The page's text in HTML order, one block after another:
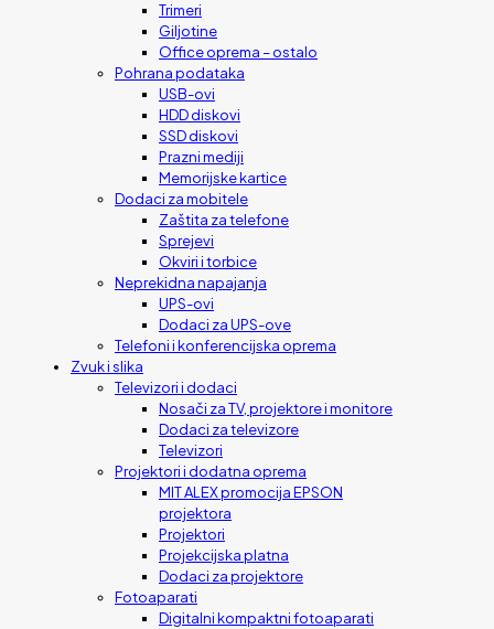
Trimeri
Giljotine
Office oprema – ostalo
Pohrana podataka
USB-ovi
HDD diskovi
SSD diskovi
Prazni mediji
Memorijske kartice
Dodaci za mobitele
Zaštita za telefone
Sprejevi
Okviri i torbice
Neprekidna napajanja
UPS-ovi
Dodaci za UPS-ove
Telefoni i konferencijska oprema
Zvuk i slika
Televizori i dodaci
Nosači za TV, projektore i monitore
Dodaci za televizore
Televizori
Projektori i dodatna oprema
MIT ALEX promocija EPSON
projektora
Projektori
Projekcijska platna
Dodaci za projektore
Fotoaparati
Digitalni kompaktni fotoaparati